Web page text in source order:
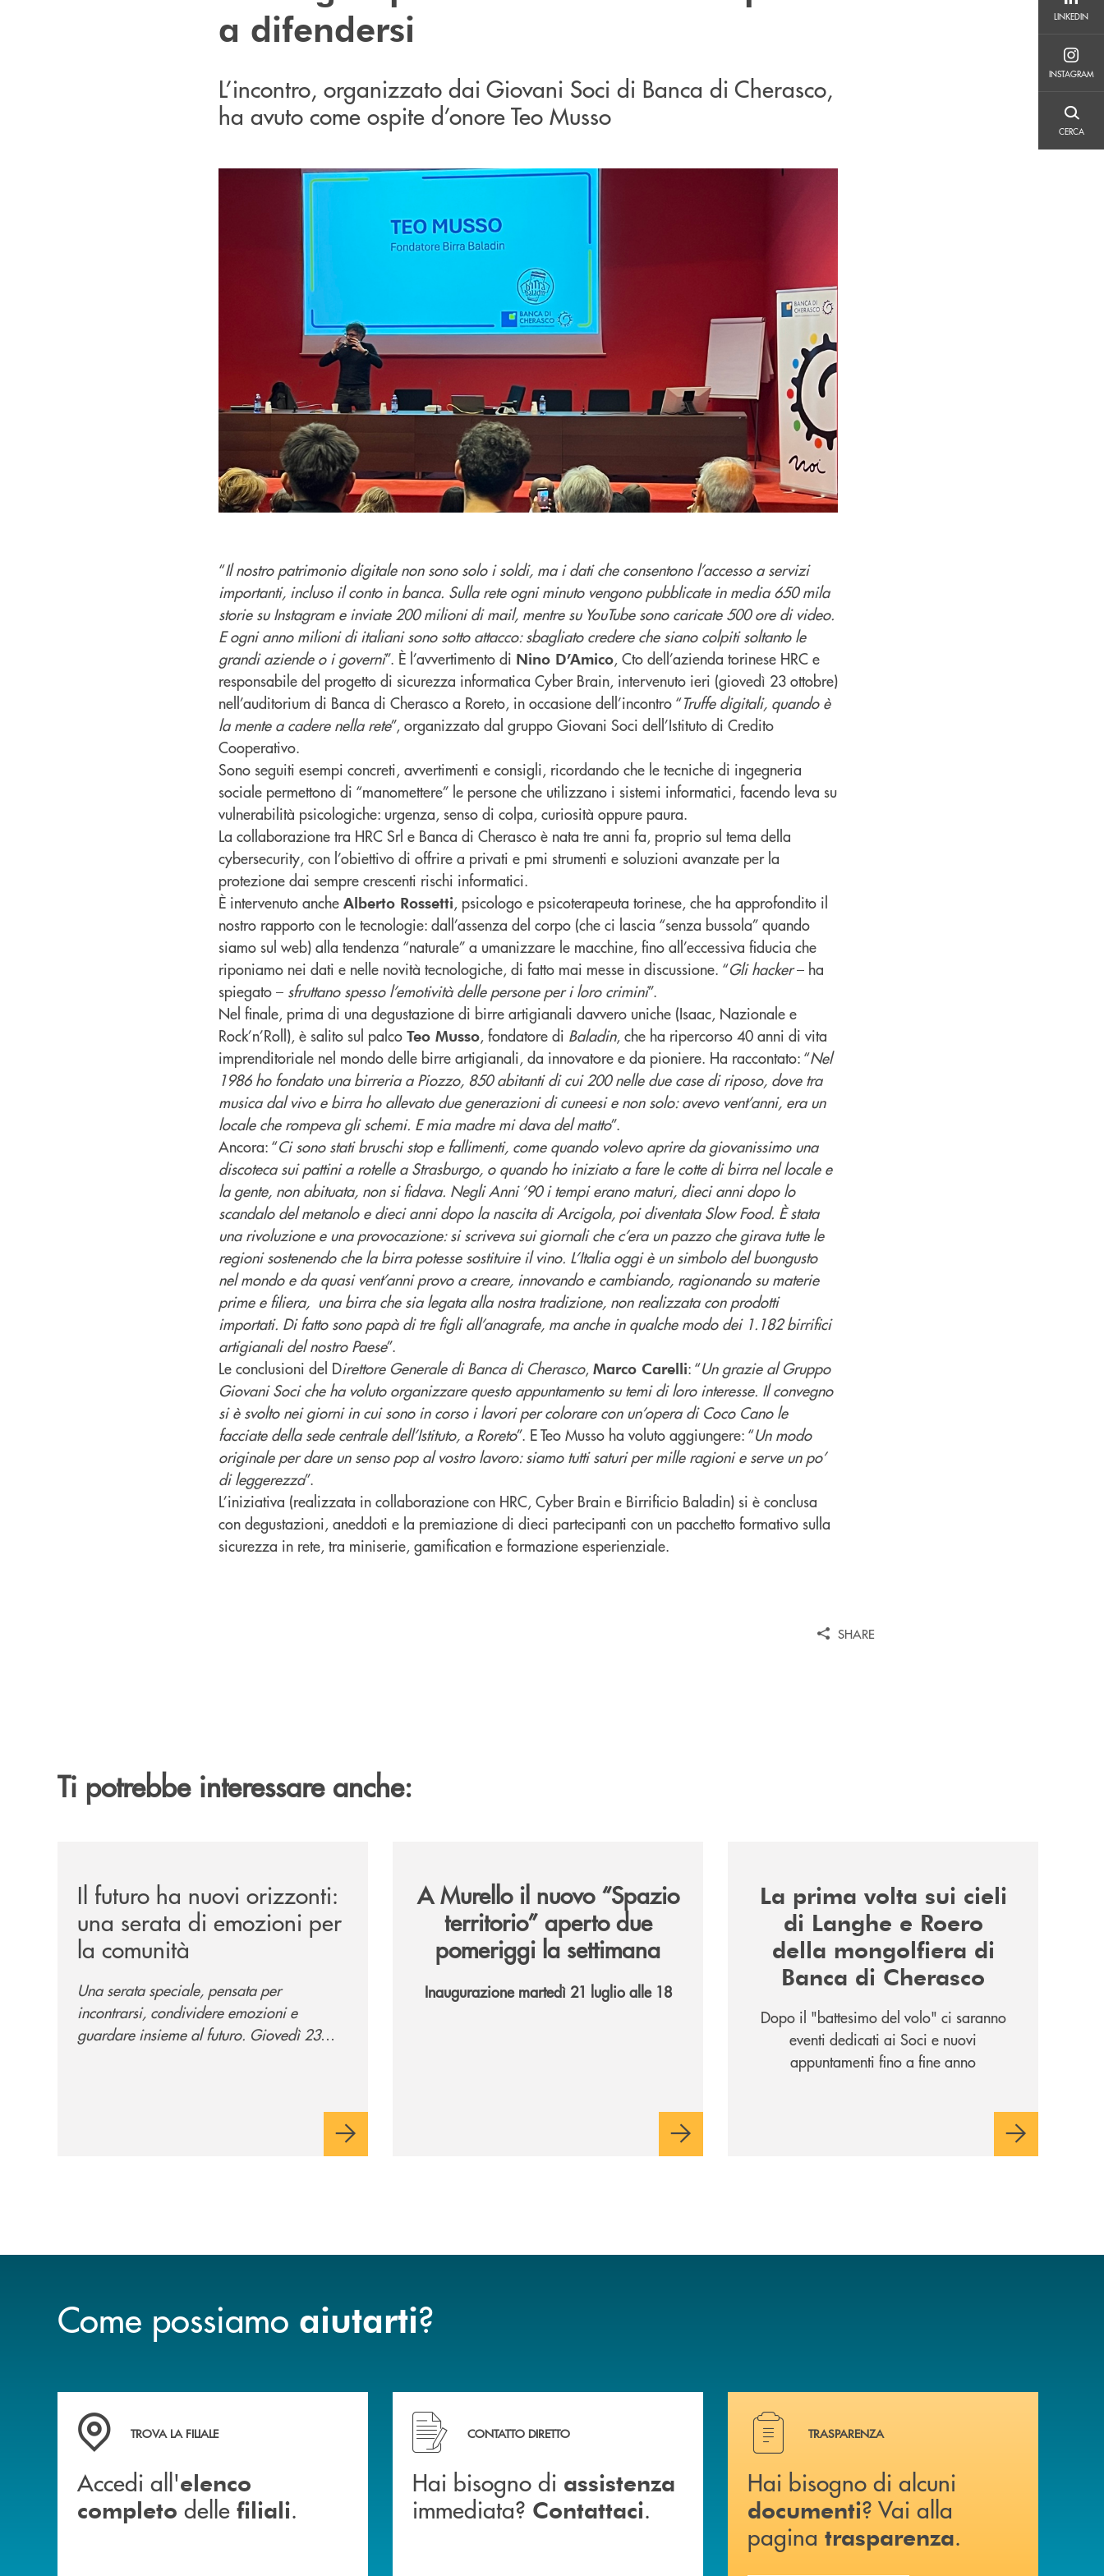
LINKEDIN
INSTAGRAM
CERCA
a difendersi
L’incontro, organizzato dai Giovani Soci di Banca di Cherasco,
ha avuto come ospite d’onore Teo Musso
“Il nostro patrimonio digitale non sono solo i soldi, ma i dati che consentono l’accesso a servizi
importanti, incluso il conto in banca. Sulla rete ogni minuto vengono pubblicate in media 650 mila
storie su Instagram e inviate 200 milioni di mail, mentre su YouTube sono caricate 500 ore di video.
E ogni anno milioni di italiani sono sotto attacco: sbagliato credere che siano colpiti soltanto le
grandi aziende o i governi”. È l’avvertimento di Nino D’Amico, Cto dell’azienda torinese HRC e
responsabile del progetto di sicurezza informatica Cyber Brain, intervenuto ieri (giovedì 23 ottobre)
nell’auditorium di Banca di Cherasco a Roreto, in occasione dell’incontro “Truffe digitali, quando è
la mente a cadere nella rete”, organizzato dal gruppo Giovani Soci dell’Istituto di Credito
Cooperativo.
Sono seguiti esempi concreti, avvertimenti e consigli, ricordando che le tecniche di ingegneria
sociale permettono di “manomettere” le persone che utilizzano i sistemi informatici, facendo leva su
vulnerabilità psicologiche: urgenza, senso di colpa, curiosità oppure paura.
La collaborazione tra HRC Srl e Banca di Cherasco è nata tre anni fa, proprio sul tema della
cybersecurity, con l’obiettivo di offrire a privati e pmi strumenti e soluzioni avanzate per la
protezione dai sempre crescenti rischi informatici.
È intervenuto anche Alberto Rossetti, psicologo e psicoterapeuta torinese, che ha approfondito il
nostro rapporto con le tecnologie: dall’assenza del corpo (che ci lascia “senza bussola” quando
siamo sul web) alla tendenza “naturale” a umanizzare le macchine, fino all’eccessiva fiducia che
riponiamo nei dati e nelle novità tecnologiche, di fatto mai messe in discussione. “Gli hacker– ha
spiegato – sfruttano spesso l’emotività delle persone per i loro crimini”.
Nel finale, prima di una degustazione di birre artigianali davvero uniche (Isaac, Nazionale e
Rock’n’Roll), è salito sul palco Teo Musso, fondatore di Baladin, che ha ripercorso 40 anni di vita
imprenditoriale nel mondo delle birre artigianali, da innovatore e da pioniere. Ha raccontato: “Nel
1986 ho fondato una birreria a Piozzo, 850 abitanti di cui 200 nelle due case di riposo, dove tra
musica dal vivo e birra ho allevato due generazioni di cuneesi e non solo: avevo vent’anni, era un
locale che rompeva gli schemi. E mia madre mi dava del matto”.
Ancora: “Ci sono stati bruschi stop e fallimenti, come quando volevo aprire da giovanissimo una
discoteca sui pattini a rotelle a Strasburgo, o quando ho iniziato a fare le cotte di birra nel locale e
la gente, non abituata, non si fidava. Negli Anni ’90 i tempi erano maturi, dieci anni dopo lo
scandalo del metanolo e dieci anni dopo la nascita di Arcigola, poi diventata Slow Food. È stata
una rivoluzione e una provocazione: si scriveva sui giornali che c’era un pazzo che girava tutte le
regioni sostenendo che la birra potesse sostituire il vino. L’Italia oggi è un simbolo del buongusto
nel mondo e da quasi vent’anni provo a creare, innovando e cambiando, ragionando su materie
prime e filiera, una birra che sia legata alla nostra tradizione, non realizzata con prodotti
importati. Di fatto sono papà di tre figli all’anagrafe, ma anche in qualche modo dei 1.182 birrifici
artigianali del nostro Paese”.
Le conclusioni del Direttore Generale di Banca di Cherasco, Marco Carelli: “Un grazie al Gruppo
Giovani Soci che ha voluto organizzare questo appuntamento su temi di loro interesse. Il convegno
si è svolto nei giorni in cui sono in corso i lavori per colorare con un’opera di Coco Cano le
facciate della sede centrale dell’Istituto, a Roreto”. E Teo Musso ha voluto aggiungere: “Un modo
originale per dare un senso pop al vostro lavoro: siamo tutti saturi per mille ragioni e serve un po’
di leggerezza”.
L’iniziativa (realizzata in collaborazione con HRC, Cyber Brain e Birrificio Baladin) si è conclusa
con degustazioni, aneddoti e la premiazione di dieci partecipanti con un pacchetto formativo sulla
sicurezza in rete, tra miniserie, gamification e formazione esperienziale.
SHARE
Ti potrebbe interessare anche:
Il futuro ha nuovi orizzonti:
una serata di emozioni per
la comunità
Una serata speciale, pensata per
incontrarsi, condividere emozioni e
guardare insieme al futuro. Giovedì 23
A Murello il nuovo “Spazio
territorio” aperto due
pomeriggi la settimana
Inaugurazione martedì 21 luglio alle 18
La prima volta sui cieli
di Langhe e Roero
della mongolfiera di
Banca di Cherasco
Dopo il "battesimo del volo" ci saranno
eventi dedicati ai Soci e nuovi
appuntamenti fino a fine anno
Come possiamo aiutarti?
Accedi all' elenco completo delle filiali .
TROVA LA FILIALE
Accedi all'elenco
completo delle filiali.
Hai bisogno di assistenza immediata? Contattaci .
CONTATTO DIRETTO
Hai bisogno di assistenza
immediata? Contattaci.
Hai bisogno di alcuni documenti ? Vai alla pagina
TRASPARENZA
Hai bisogno di alcuni
documenti? Vai alla
pagina trasparenza.